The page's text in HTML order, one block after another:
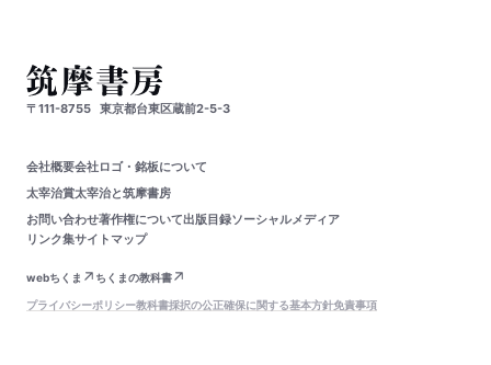
〒111-8755 東京都台東区蔵前2-5-3
会社概要会社ロゴ・銘板について
太宰治賞太宰治と筑摩書房
お問い合わせ著作権について出版目録ソーシャルメディア
リンク集サイトマップ
webちくま
ちくまの教科書
プライバシーポリシー教科書採択の公正確保に関する基本方針免責事項